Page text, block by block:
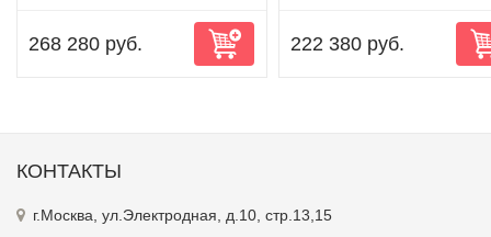
268 280 руб. 222 380 руб.
КОНТАКТЫ
г.Москва, ул.Электродная, д.10, стр.13,15